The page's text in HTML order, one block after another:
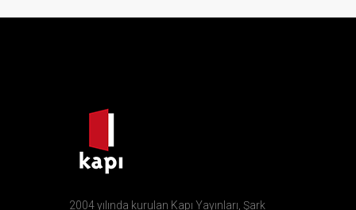
2004 yılında kurulan Kapı Yayınları, Şark